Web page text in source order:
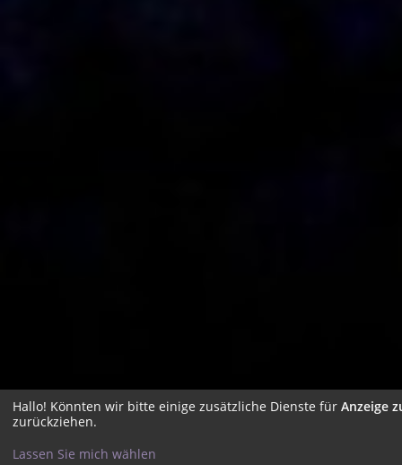
Hallo! Könnten wir bitte einige zusätzliche Dienste für Anzeige
zurückziehen.
Lassen Sie mich wählen